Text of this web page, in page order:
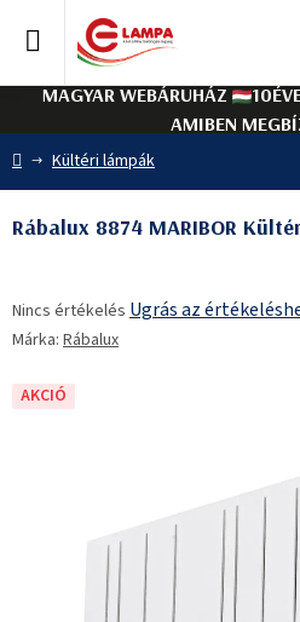
tartalomhoz
MAGYAR WEBÁRUHÁZ
AMIBEN
Kezdőlap
Kültéri lámpák
Rábalux 8874 MARIBOR
termék
átlagos
5-
Nincs értékelés Ugrás az
Márka: Rábalux
AKCIÓ